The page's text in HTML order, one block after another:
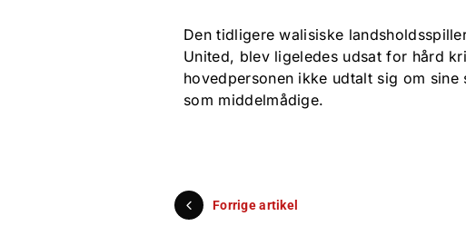
Den tidligere walisiske
United, blev ligeledes udsat for hård
hovedpersonen ikke udtalt sig om
som middelmådige.
Forrige artikel